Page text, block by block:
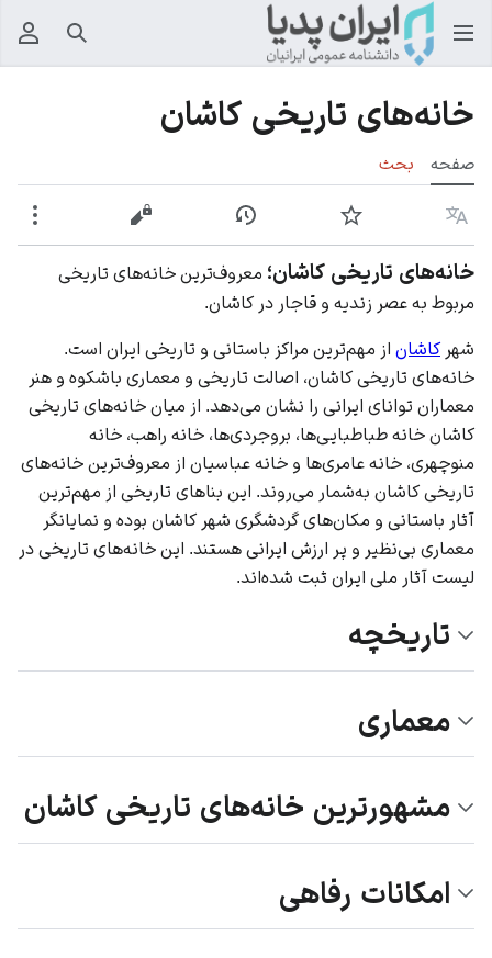
جستجو
خانه‌های تاریخی کاشان
صفحه بحث
زبان پیگیری نمایش تاریخچهنمایش مبدأ
خانه‌های تاریخی کاشان؛ معروف‌ترین خانه‌های تاریخی
مربوط به عصر زندیه و قاجار در کاشان.
شهر کاشان از مهم‌ترین مراکز باستانی و تاریخی ایران است.
خانه‌های تاریخی کاشان، اصالت تاریخی و معماری باشکوه و هنر
معماران توانای ایرانی را نشان می‌دهد. از میان خانه‌های تاریخی
کاشان خانه طباطبایی‌ها، بروجردی‌ها، خانه راهب، خانه
منوچهری، خانه عامری‌ها و خانه عباسیان از معروف‌ترین خانه‌های
تاریخی کاشان به‌شمار می‌روند. این بناهای تاریخی از مهم‌ترین
آثار باستانی و مکان‌های گردشگری شهر کاشان بوده و نمایانگر
معماری بی‌نظیر و پر ارزش ایرانی هستند. این خانه‌های تاریخی در
لیست آثار ملی ایران ثبت شده‌اند.
تاریخچه
معماری
مشهورترین خانه‌های تاریخی کاشان
امکانات رفاهی